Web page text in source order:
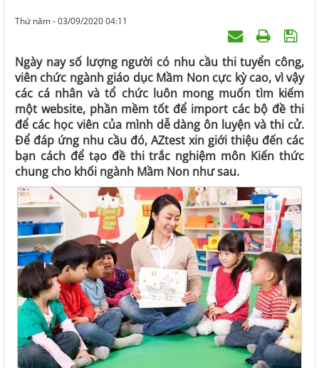
Thứ năm - 03/09/2020 04:11
Ngày nay số lượng người có nhu cầu thi tuyển công,
viên chức ngành giáo dục Mầm Non cực kỳ cao, vì vậy
các cá nhân và tổ chức luôn mong muốn tìm kiếm
một website, phần mềm tốt để import các bộ đề thi
để các học viên của mình dễ dàng ôn luyện và thi cử.
Để đáp ứng nhu cầu đó, AZtest xin giới thiệu đến các
bạn cách để tạo đề thi trắc nghiệm môn Kiến thức
chung cho khối ngành Mầm Non như sau.